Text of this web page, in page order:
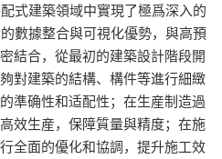
式建築領域中實現了極爲深入的
數據整合與可視化優勢，與高預
結合，從最初的建築設計階段開
對建築的結構、構件等進行細緻
準确性和适配性；在生産制造過
效生産，保障質量與精度；在施
全面的優化和協調，提升施工效